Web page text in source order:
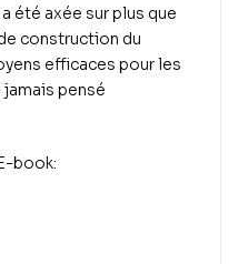
été axée sur plus que
construction du
efficaces pour les
pensé
book: